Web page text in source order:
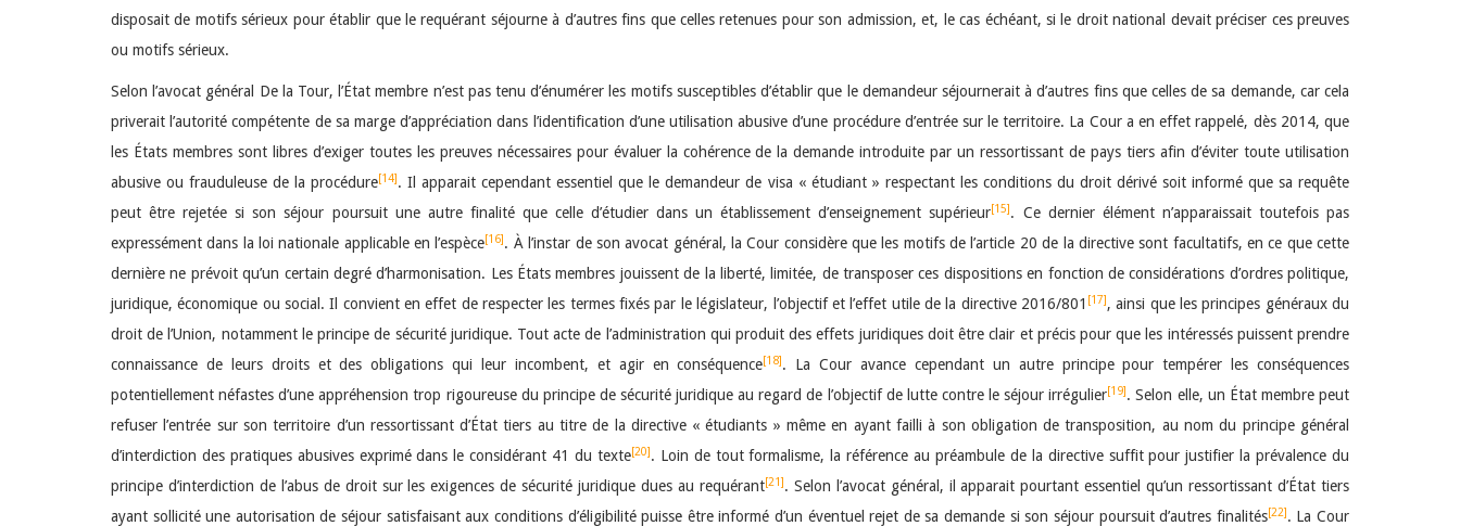
disposait de motifs sérieux pour établir que le requérant séjourne à d’autres fins que celles retenues pour son admission, et, le cas échéant, si le droit national devait préciser ces preuves
ou motifs sérieux.
Selon l’avocat général De la Tour, l’État membre n’est pas tenu d’énumérer les motifs susceptibles d’établir que le demandeur séjournerait à d’autres fins que celles de sa demande, car cela
priverait l’autorité compétente de sa marge d’appréciation dans l’identification d’une utilisation abusive d’une procédure d’entrée sur le territoire. La Cour a en effet rappelé, dès 2014, que
les États membres sont libres d’exiger toutes les preuves nécessaires pour évaluer la cohérence de la demande introduite par un ressortissant de pays tiers afin d’éviter toute utilisation
abusive ou frauduleuse de la procédure[14]. Il apparait cependant essentiel que le demandeur de visa « étudiant » respectant les conditions du droit dérivé soit informé que sa requête
peut être rejetée si son séjour poursuit une autre finalité que celle d’étudier dans un établissement d’enseignement supérieur[15]. Ce dernier élément n’apparaissait toutefois pas
expressément dans la loi nationale applicable en l’espèce[16]. À l’instar de son avocat général, la Cour considère que les motifs de l’article 20 de la directive sont facultatifs, en ce que cette
dernière ne prévoit qu’un certain degré d’harmonisation. Les États membres jouissent de la liberté, limitée, de transposer ces dispositions en fonction de considérations d’ordres politique,
juridique, économique ou social. Il convient en effet de respecter les termes fixés par le législateur, l’objectif et l’effet utile de la directive 2016/801 [17], ainsi que les principes généraux du
droit de l’Union, notamment le principe de sécurité juridique. Tout acte de l’administration qui produit des effets juridiques doit être clair et précis pour que les intéressés puissent prendre
connaissance de leurs droits et des obligations qui leur incombent, et agir en conséquence[18]. La Cour avance cependant un autre principe pour tempérer les conséquences
potentiellement néfastes d’une appréhension trop rigoureuse du principe de sécurité juridique au regard de l’objectif de lutte contre le séjour irrégulier[19]. Selon elle, un État membre peut
refuser l’entrée sur son territoire d’un ressortissant d’État tiers au titre de la directive « étudiants » même en ayant failli à son obligation de transposition, au nom du principe général
d’interdiction des pratiques abusives exprimé dans le considérant 41 du texte[20]. Loin de tout formalisme, la référence au préambule de la directive suffit pour justifier la prévalence du
principe d’interdiction de l’abus de droit sur les exigences de sécurité juridique dues au requérant[21]. Selon l’avocat général, il apparait pourtant essentiel qu’un ressortissant d’État tiers
ayant sollicité une autorisation de séjour satisfaisant aux conditions d’éligibilité puisse être informé d’un éventuel rejet de sa demande si son séjour poursuit d’autres finalités[22]. La Cour